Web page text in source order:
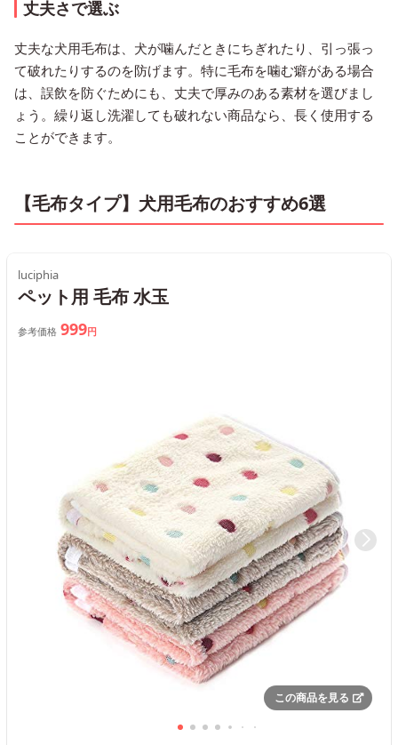
丈夫さで選ぶ
丈夫な犬用毛布は、犬が噛んだときにちぎれたり、引っ張っ
て破れたりするのを防げます。特に毛布を噛む癖がある場合
は、誤飲を防ぐためにも、丈夫で厚みのある素材を選びまし
ょう。繰り返し洗濯しても破れない商品なら、長く使用する
ことができます。
【毛布タイプ】犬用毛布のおすすめ6選
luciphia
ペット用 毛布 水玉
参考価格 999円
この商品を見る